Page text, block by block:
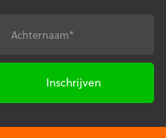
Achternaam*